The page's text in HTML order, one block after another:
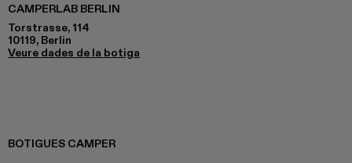
CAMPERLAB BERLIN
Torstrasse, 114
10119, Berlin
Veure dades de la botiga
BOTIGUES CAMPER